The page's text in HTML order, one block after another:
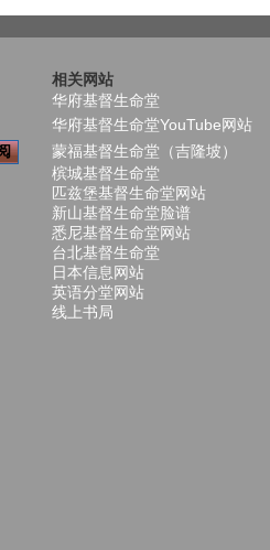
相关网站
华府基督生命堂
华府基督生命堂YouTube网站
蒙福基督生命堂（吉隆坡）
槟城基督生命堂
匹兹堡基督生命堂网站
新山基督生命堂脸谱
悉尼基督生命堂网站
台北基督生命堂
日本信息网站
英语分堂网站
线上书局